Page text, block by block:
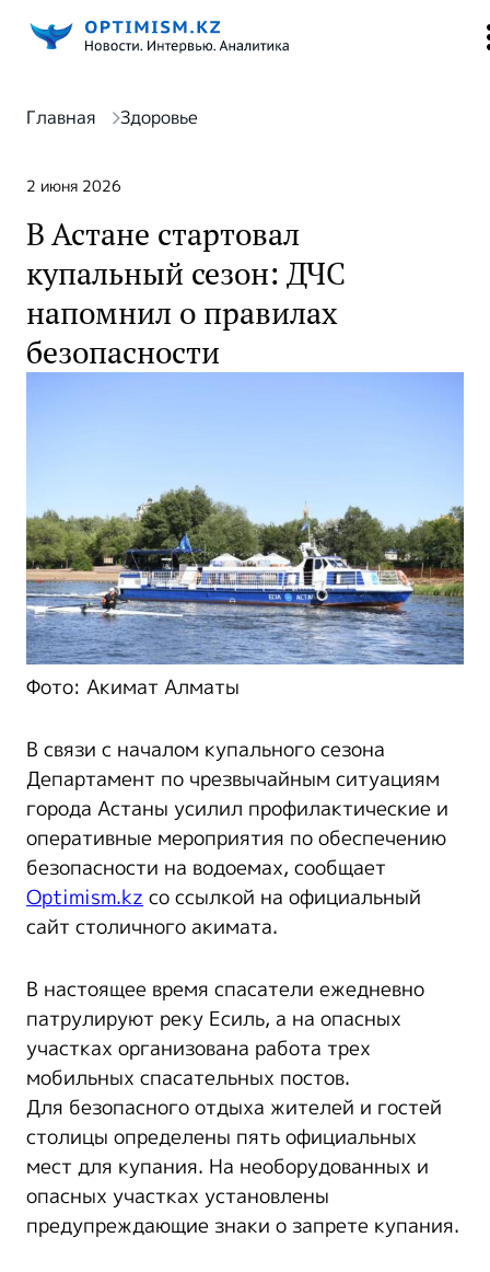
Главная Здоровье
2 июня 2026
В Астане стартовал
купальный сезон: ДЧС
напомнил о правилах
безопасности
Фото: Акимат Алматы
В связи с началом купального сезона
Департамент по чрезвычайным ситуациям
города Астаны усилил профилактические и
оперативные мероприятия по обеспечению
безопасности на водоемах, сообщает
Optimism.kz со ссылкой на официальный
сайт столичного акимата.
В настоящее время спасатели ежедневно
патрулируют реку Есиль, а на опасных
участках организована работа трех
мобильных спасательных постов.
Для безопасного отдыха жителей и гостей
столицы определены пять официальных
мест для купания. На необорудованных и
опасных участках установлены
предупреждающие знаки о запрете купания.